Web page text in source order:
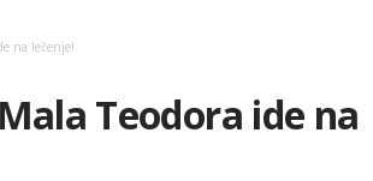
na lečenje!
Teodora ide na